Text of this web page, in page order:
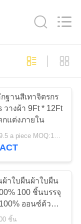
แจ้ง
ลาง
30
ฐานสีเทาจิตรกร
วางผ้า 9Ft * 12Ft
กแต่งภายใน
USD2.5-9.5 a piece MOQ:1000 ชิ้น
ผ้าใบผืนผ้าใบผืน
100 ชิ้นบรรจุ
ออนซ์ด้วย
ย็บคู่
ชิ้น